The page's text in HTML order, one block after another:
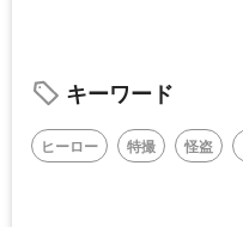
キーワード
ヒーロー 特撮 怪盗